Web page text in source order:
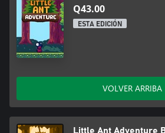
Q43.00
ESTA EDICIÓN
VOLVER ARRIBA
Little Ant Adventure